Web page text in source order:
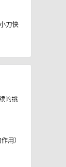
刀快
的挑
用）